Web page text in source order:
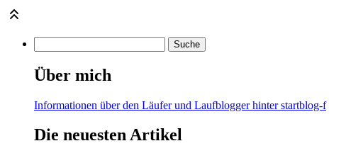
Über mich
Informationen über den Läufer und Laufblogger hinter startblog-f
Die neuesten Artikel